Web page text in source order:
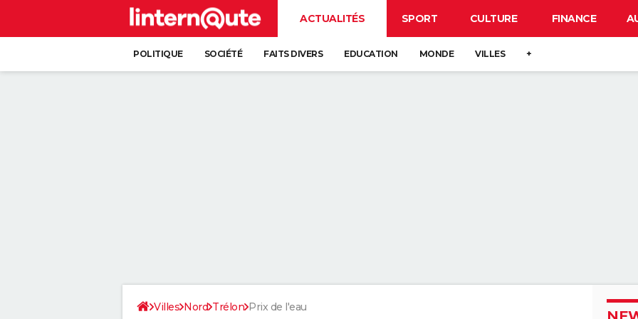
ACTUALITÉS SPORT CULTURE FINANCE
POLITIQUE SOCIÉTÉ FAITS DIVERS EDUCATION MONDE VILLES +
Villes Nord Trélon Prix de l'eau